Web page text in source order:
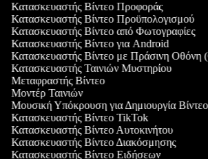
Κατασκευαστής Βίντεο Προφοράς
Κατασκευαστής Βίντεο Προϋπολογισμού
Κατασκευαστής Βίντεο από Φωτογραφίες
Κατασκευαστής Βίντεο για Android
Κατασκευαστής Βίντεο με Πράσινη Οθόνη
Κατασκευαστής Ταινιών Μυστηρίου
Μεταφραστής Βίντεο
Μοντέρ Ταινιών
Μουσική Υπόκρουση για Δημιουργία Βίντεο
Κατασκευαστής Βίντεο TikTok
Κατασκευαστής Βίντεο Αυτοκινήτου
Κατασκευαστής Βίντεο Διακόσμησης
Κατασκευαστής Βίντεο Ειδήσεων